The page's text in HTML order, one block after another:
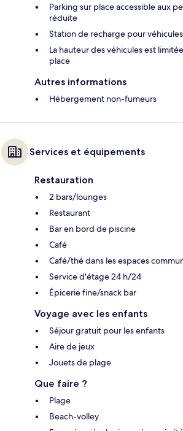
Parking sur place accessible aux
réduite
Station de recharge pour
La hauteur des véhicules est
place
Autres informations
Hébergement non-fumeurs
Services et équipements
Restauration
2 bars/lounges
Restaurant
Bar en bord de piscine
Café
Café/thé dans les espaces
Service d'étage 24 h/24
Épicerie fine/snack bar
Voyage avec les enfants
Séjour gratuit pour les enfants
Aire de jeux
Jouets de plage
Que faire ?
Plage
Beach-volley